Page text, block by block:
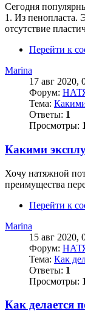
Сегодня
1. Из пенопласта.
отсутствие
Перейти к
Marina
17 авг 2020,
Форум:
Тема:
Ответы: 1
Просмотры:
Какими
Хочу натяжной
преимущества
Перейти к
Marina
15 авг 2020,
Форум:
Тема: Как
Ответы: 1
Просмотры:
Как делается